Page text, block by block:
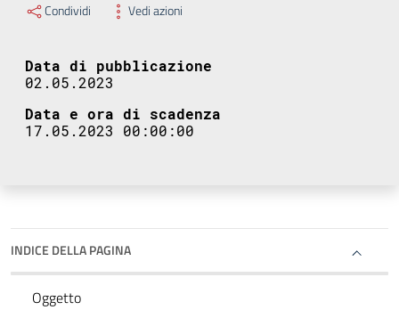
Condividi Vedi azioni
Data di pubblicazione
02.05.2023
Data e ora di scadenza
17.05.2023 00:00:00
INDICE DELLA PAGINA
Oggetto